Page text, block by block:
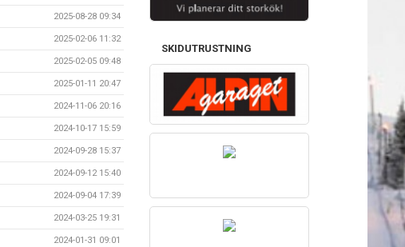
2025-08-28 09:34
2025-02-06 11:32
2025-02-05 09:48
2025-01-11 20:47
2024-11-06 20:16
2024-10-17 15:59
2024-09-28 15:37
2024-09-12 15:40
2024-09-04 17:39
2024-03-25 19:31
2024-01-31 09:01
SKIDUTRUSTNING